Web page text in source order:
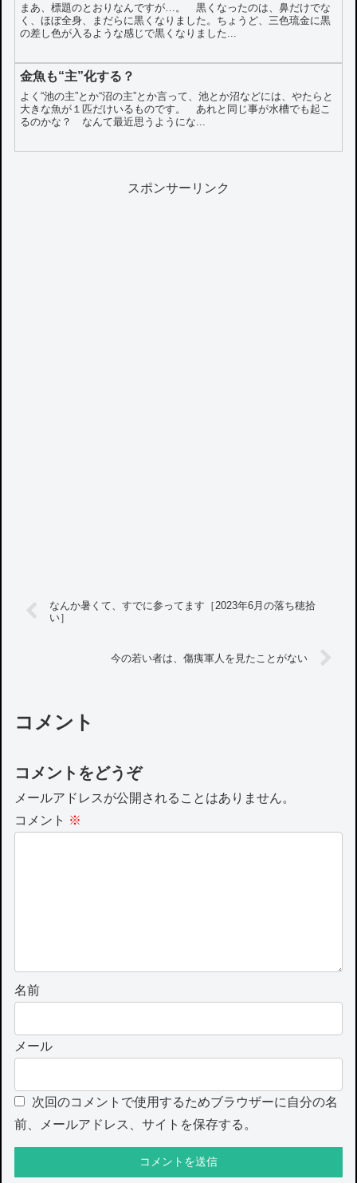
まあ、標題のとおりなんですが…。 黒くなったのは、鼻だけでな
く、ほぼ全身、まだらに黒くなりました。ちょうど、三色琉金に黒
の差し色が入るような感じで黒くなりました...
金魚も“主”化する？
よく“池の主”とか“沼の主”とか言って、池とか沼などには、やたらと
大きな魚が１匹だけいるものです。 あれと同じ事が水槽でも起こ
るのかな？ なんて最近思うようにな...
スポンサーリンク
なんか暑くて、すでに参ってます［2023年6月の落ち穂拾
い］
今の若い者は、傷痍軍人を見たことがない
コメント
コメントをどうぞ
メールアドレスが公開されることはありません。
コメント ※
名前
メール
次回のコメントで使用するためブラウザーに自分の名
前、メールアドレス、サイトを保存する。